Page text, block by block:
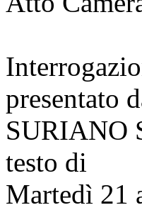
presentato
SURIANO
testo di
Martedì 21